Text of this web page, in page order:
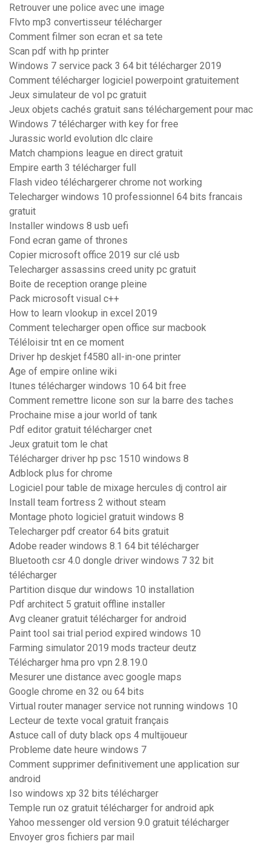
Retrouver une police avec une image
Flvto mp3 convertisseur télécharger
Comment filmer son ecran et sa tete
Scan pdf with hp printer
Windows 7 service pack 3 64 bit télécharger 2019
Comment télécharger logiciel powerpoint gratuitement
Jeux simulateur de vol pc gratuit
Jeux objets cachés gratuit sans téléchargement pour mac
Windows 7 télécharger with key for free
Jurassic world evolution dlc claire
Match champions league en direct gratuit
Empire earth 3 télécharger full
Flash video téléchargerer chrome not working
Telecharger windows 10 professionnel 64 bits francais
gratuit
Installer windows 8 usb uefi
Fond ecran game of thrones
Copier microsoft office 2019 sur clé usb
Telecharger assassins creed unity pc gratuit
Boite de reception orange pleine
Pack microsoft visual c++
How to learn vlookup in excel 2019
Comment telecharger open office sur macbook
Téléloisir tnt en ce moment
Driver hp deskjet f4580 all-in-one printer
Age of empire online wiki
Itunes télécharger windows 10 64 bit free
Comment remettre licone son sur la barre des taches
Prochaine mise a jour world of tank
Pdf editor gratuit télécharger cnet
Jeux gratuit tom le chat
Télécharger driver hp psc 1510 windows 8
Adblock plus for chrome
Logiciel pour table de mixage hercules dj control air
Install team fortress 2 without steam
Montage photo logiciel gratuit windows 8
Telecharger pdf creator 64 bits gratuit
Adobe reader windows 8.1 64 bit télécharger
Bluetooth csr 4.0 dongle driver windows 7 32 bit
télécharger
Partition disque dur windows 10 installation
Pdf architect 5 gratuit offline installer
Avg cleaner gratuit télécharger for android
Paint tool sai trial period expired windows 10
Farming simulator 2019 mods tracteur deutz
Télécharger hma pro vpn 2.8.19.0
Mesurer une distance avec google maps
Google chrome en 32 ou 64 bits
Virtual router manager service not running windows 10
Lecteur de texte vocal gratuit français
Astuce call of duty black ops 4 multijoueur
Probleme date heure windows 7
Comment supprimer definitivement une application sur
android
Iso windows xp 32 bits télécharger
Temple run oz gratuit télécharger for android apk
Yahoo messenger old version 9.0 gratuit télécharger
Envoyer gros fichiers par mail